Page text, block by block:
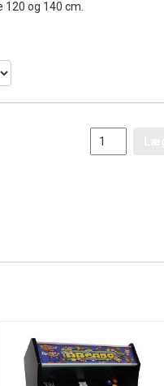
og 140 cm.